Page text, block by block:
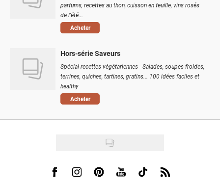
parfums, recettes au thon, cuisson en feuille, vins rosés
de l'été...
Acheter
Hors-série Saveurs
Spécial recettes végétariennes - Salades, soupes froides,
terrines, quiches, tartines, gratins... 100 idées faciles et
healthy
Acheter
Visit us on Facebook
Visit us on Instagram
Visit us on Pinterest
Visit us on Youtube
Visit us on Tiktok
Visit us on Rss